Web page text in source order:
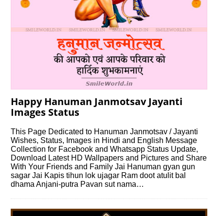
Happy Hanuman Janmotsav Jayanti
Images Status
This Page Dedicated to Hanuman Janmotsav / Jayanti
Wishes, Status, Images in Hindi and English Message
Collection for Facebook and Whatsapp Status Update,
Download Latest HD Wallpapers and Pictures and Share
With Your Friends and Family Jai Hanuman gyan gun
sagar Jai Kapis tihun lok ujagar Ram doot atulit bal
dhama Anjani-putra Pavan sut nama…